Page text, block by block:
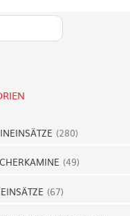
(280)
(49)
(67)